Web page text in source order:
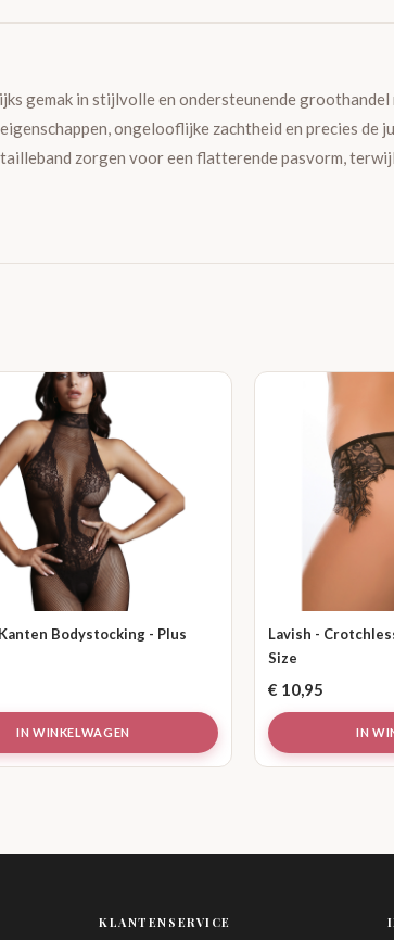
gemak in stijlvolle en ondersteunende
ongelooflijke zachtheid en precies de
zorgen voor een flatterende pasvorm,
Bodystocking - Plus
IN WINKELWAGEN
Lavish -
Size
€ 10,95
IN
KLANTENSERVICE